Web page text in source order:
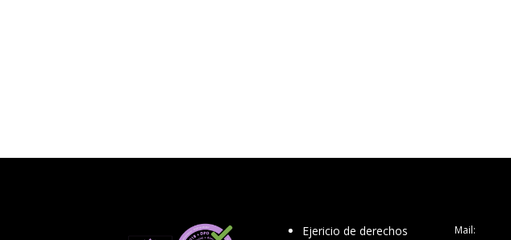
Ejericio de derechos
Mail: